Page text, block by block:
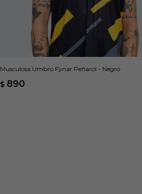
Musculosa Umbro Fynar Peñarol - Negro
$ 890